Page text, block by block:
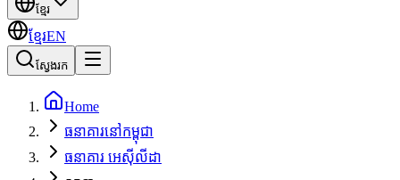
ខ្មែរ
ខ្មែរEN
ស្វែងរក
Home
ធនាគារនៅកម្ពុជា
ធនាគារ អេស៊ីលីដា